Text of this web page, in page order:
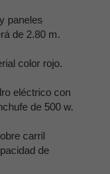
paneles
de 2.80 m.
color rojo.
eléctrico con
de 500 w.
carril
de